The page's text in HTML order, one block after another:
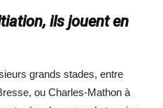
ils jouent en
grands stades, entre
ou Charles-Mathon à